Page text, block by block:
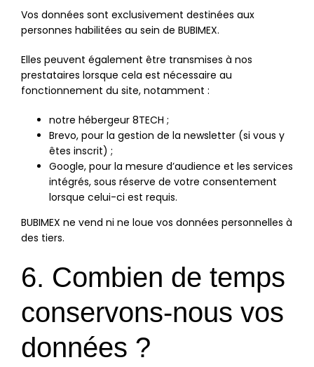
Vos données sont exclusivement destinées aux
personnes habilitées au sein de BUBIMEX.
Elles peuvent également être transmises à nos
prestataires lorsque cela est nécessaire au
fonctionnement du site, notamment :
notre hébergeur 8TECH ;
Brevo, pour la gestion de la newsletter (si vous y
êtes inscrit) ;
Google, pour la mesure d’audience et les services
intégrés, sous réserve de votre consentement
lorsque celui-ci est requis.
BUBIMEX ne vend ni ne loue vos données personnelles à
des tiers.
6. Combien de temps
conservons-nous vos
données ?